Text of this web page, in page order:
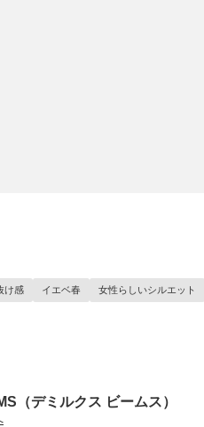
け感 イエベ春 女性らしいシルエット
（デミルクス ビームス）